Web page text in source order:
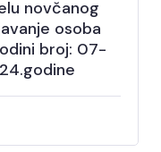
novčanog
osoba
broj: 07-